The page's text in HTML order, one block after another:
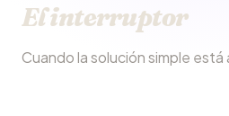
El interruptor
Cuando la solución simple está